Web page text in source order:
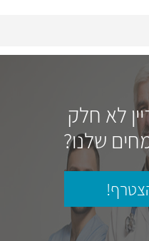
לא חלק
שלנו?